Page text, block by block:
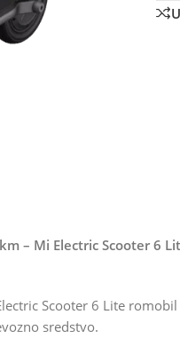
– Mi Electric Scooter 6
Scooter 6 Lite
sredstvo.